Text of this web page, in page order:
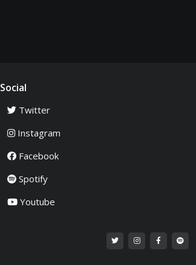
Social
Twitter
Instagram
Facebook
Spotify
Youtube